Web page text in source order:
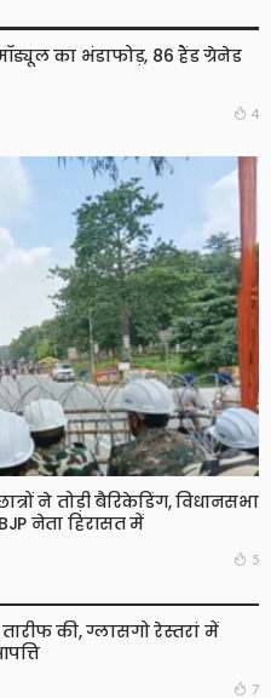
का भंडाफोड़, 86 हैंड ग्रेनेड
4
ने तोड़ी बैरिकेडिंग, विधानसभा
नेता हिरासत में
5
की, ग्लासगो रेस्तरां में
7